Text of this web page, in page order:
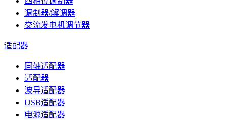
调制器/解调器
交流发电机调节器
适配器
同轴适配器
适配器
波导适配器
USB适配器
电源适配器